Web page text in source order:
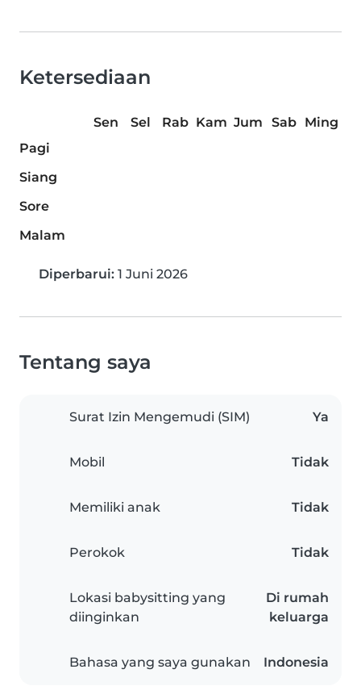
Ketersediaan
Sen Sel Rab Kam Jum Sab
Ming
Pagi
Siang
Sore
Malam
Diperbarui: 1 Juni 2026
Tentang saya
Surat Izin Mengemudi (SIM) Ya
Mobil Tidak
Memiliki anak Tidak
Perokok Tidak
Lokasi babysitting yang
diinginkan
Di rumah
keluarga
Bahasa yang saya gunakan Indonesia